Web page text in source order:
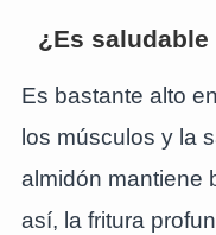
¿Es
Es bastante alto
los músculos y la
almidón mantiene
así, la fritura